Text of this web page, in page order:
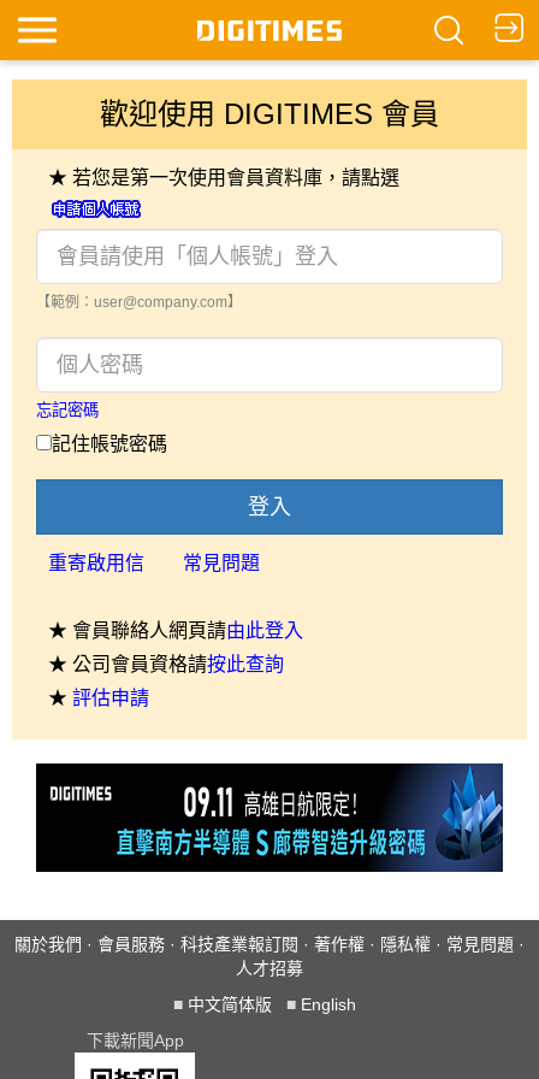
歡迎使用 DIGITIMES 會員
★ 若您是第一次使用會員資料庫，請點選
【範例：user@company.com】
忘記密碼
記住帳號密碼
登入
重寄啟用信 常見問題
★ 會員聯絡人網頁請由此登入
★ 公司會員資格請按此查詢
★ 評估申請
關於我們 · 會員服務 · 科技產業報訂閱 · 著作權 · 隱私權 · 常見問題 ·
人才招募
■ 中文简体版 ■ English
下載新聞App